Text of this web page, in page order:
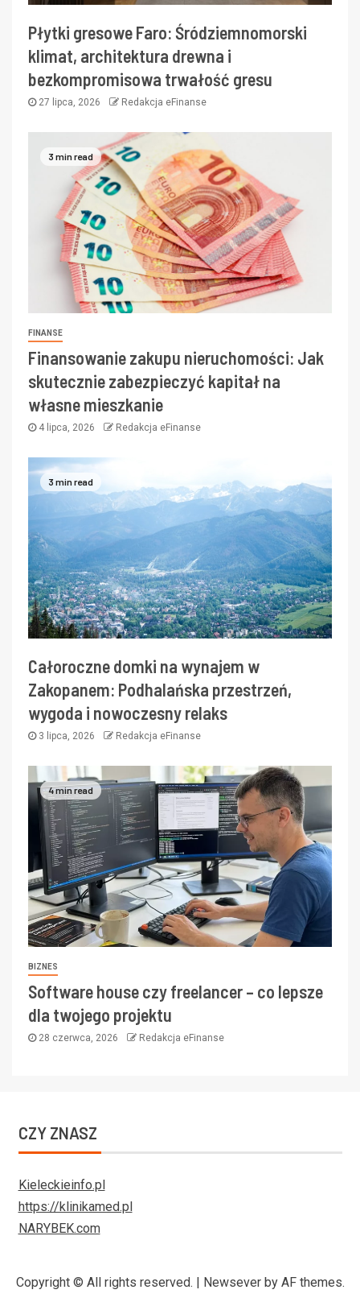
Płytki gresowe Faro: Śródziemnomorski
klimat, architektura drewna i
bezkompromisowa trwałość gresu
27 lipca, 2026 Redakcja eFinanse
3 min read
FINANSE
Finansowanie zakupu nieruchomości: Jak
skutecznie zabezpieczyć kapitał na
własne mieszkanie
4 lipca, 2026 Redakcja eFinanse
3 min read
Całoroczne domki na wynajem w
Zakopanem: Podhalańska przestrzeń,
wygoda i nowoczesny relaks
3 lipca, 2026 Redakcja eFinanse
4 min read
BIZNES
Software house czy freelancer – co lepsze
dla twojego projektu
28 czerwca, 2026 Redakcja eFinanse
CZY ZNASZ
Kieleckieinfo.pl
https://klinikamed.pl
NARYBEK.com
Copyright © All rights reserved. | Newseverby AF themes.